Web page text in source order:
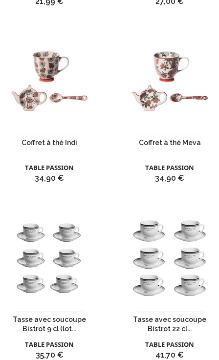
Coffret à thé Indi
TABLE PASSION
Prix
34,90 €
Coffret à thé Meva
TABLE PASSION
Prix
34,90 €
Tasse avec soucoupe
Bistrot 9 cl (lot...
TABLE PASSION
Prix
35,70 €
Tasse avec soucoupe
Bistrot 22 cl...
TABLE PASSION
Prix
41,70 €